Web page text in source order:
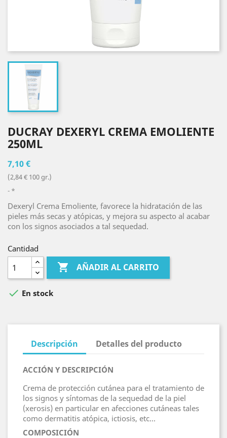
DUCRAY DEXERYL CREMA EMOLIENTE
250ML
7,10 €
(2,84 € 100 gr.)
*
Dexeryl Crema Emoliente, favorece la hidratación de las
pieles más secas y atópicas, y mejora su aspecto al acabar
con los signos asociados a tal sequedad.
Cantidad
 AÑADIR AL CARRITO
 En stock
Descripción Detalles del producto
ACCIÓN Y DESCRIPCIÓN
Crema de protección cutánea para el tratamiento de
los signos y síntomas de la sequedad de la piel
(xerosis) en particular en afecciones cutáneas tales
como dermatitis atópica, ictiosis, etc...
COMPOSICIÓN